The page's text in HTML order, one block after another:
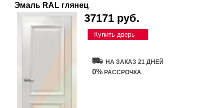
Эмаль RAL глянец
37171 руб.
Купить дверь
НА ЗАКАЗ 21 ДНЕЙ
0% РАССРОЧКА